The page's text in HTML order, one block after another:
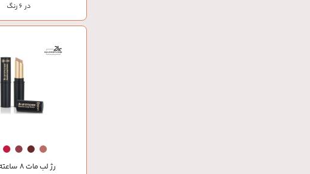
در 6 رنگ
رژ لب مات 8 ساعته آسترا